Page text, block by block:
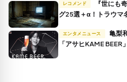
レコメンド
グ25選＋α！トラウマ
エンタメニュース
「アサヒKAME BEER